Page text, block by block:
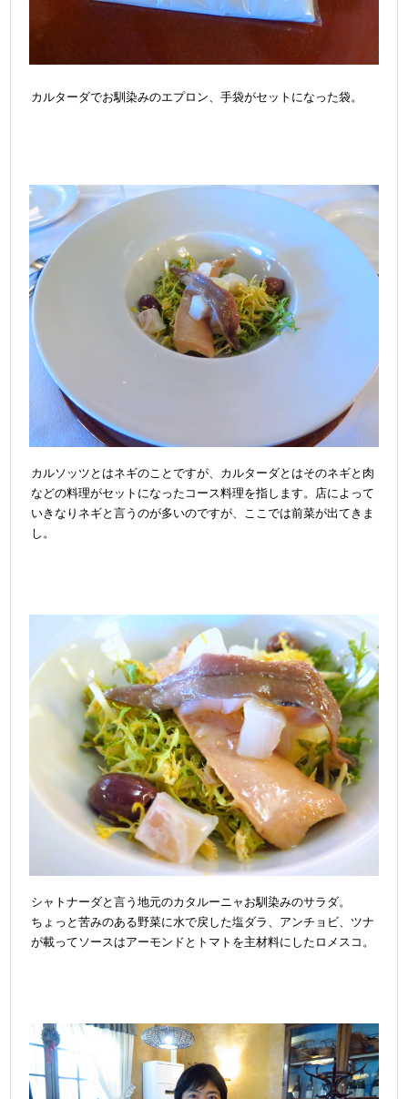
カルターダでお馴染みのエプロン、手袋がセットになった袋。
カルソッツとはネギのことですが、カルターダとはそのネギと肉
などの料理がセットになったコース料理を指します。店によって
いきなりネギと言うのが多いのですが、ここでは前菜が出てきま
し。
シャトナーダと言う地元のカタルーニャお馴染みのサラダ。
ちょっと苦みのある野菜に水で戻した塩ダラ、アンチョビ、ツナ
が載ってソースはアーモンドとトマトを主材料にしたロメスコ。